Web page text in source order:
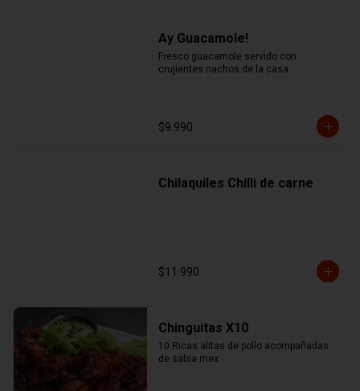
Ay Guacamole!
Fresco guacamole servido con
crujientes nachos de la casa
$9.990
Chilaquiles Chilli de carne
$11.990
Chinguitas X10
10 Ricas alitas de pollo acompañadas
de salsa mex.